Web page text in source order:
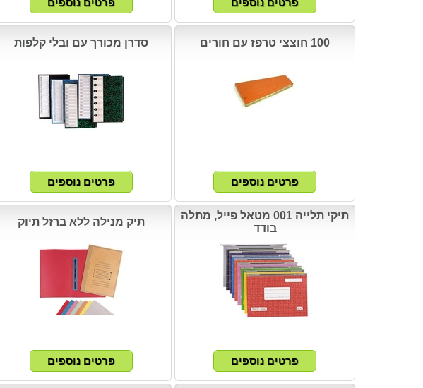
100 חוצצי טרפז עם חורים סדרן מכורך עם ובלי קלפות
תיקי תלייה 001 מטאל פייל, מתלה
בודד
תיק מנילה ללא ברזל תיוק